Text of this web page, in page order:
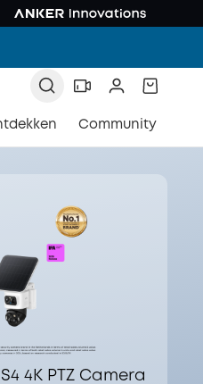
Community
4K PTZ Camera